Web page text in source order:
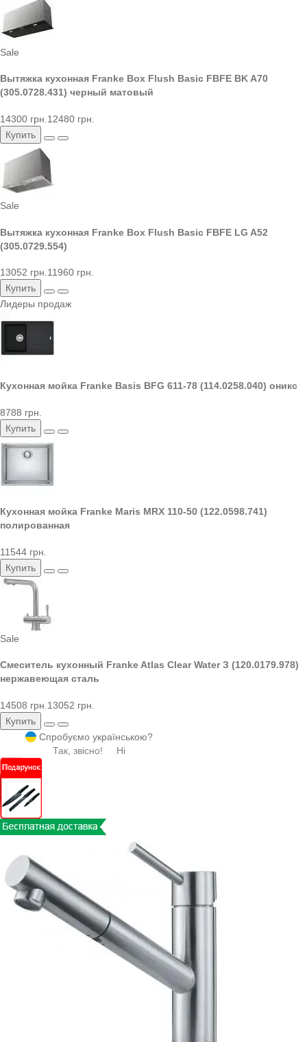
Sale
Вытяжка кухонная Franke Box Flush Basic FBFE BK A70
(305.0728.431) черный матовый
14300 грн. 12480 грн.
Купить
Sale
Вытяжка кухонная Franke Box Flush Basic FBFE LG A52
(305.0729.554)
13052 грн.11960 грн.
Купить
Лидеры продаж
Кухонная мойка Franke Basis BFG 611-78 (114.0258.040) оникс
8788 грн.
Купить
Кухонная мойка Franke Maris MRX 110-50 (122.0598.741)
полированная
11544 грн.
Купить
Sale
Смеситель кухонный Franke Atlas Clear Water З (120.0179.978)
нержавеющая сталь
14508 грн. 13052 грн.
Купить
Спробуємо українською?
Так, звісно!
Ні